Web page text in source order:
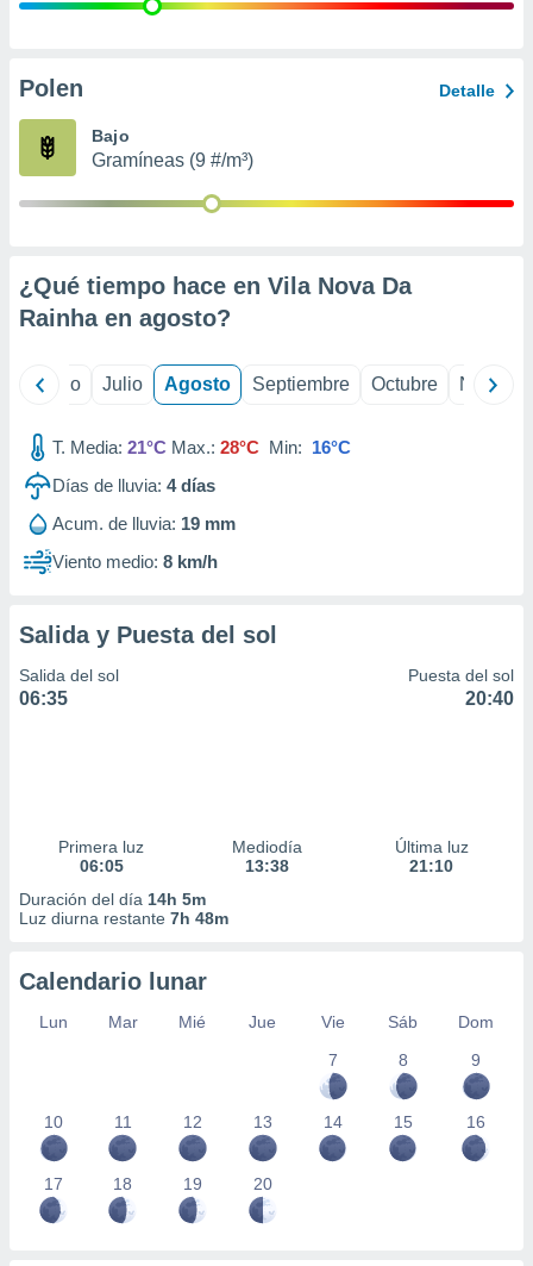
publicidad
de
Polen Detalle
Bajo
Gramíneas (9 #/m³)
¿Qué tiempo hace en Vila Nova Da
Rainha en agosto?
Junio Julio Agosto Septiembre Octubre
T. Media: 21°C Max.: 28°C Min: 16°C
Días de lluvia: 4días
Acum. de lluvia: 19 mm
Viento medio: 8 km/h
Salida y Puesta del sol
Salida del sol
06:35
Puesta del sol
20:40
Primera luz
06:05
Mediodía
13:38
Última luz
21:10
Duración del día 14h 5m
Luz diurna restante 7h 48m
Calendario lunar
Lun Mar Mié Jue Vie Sáb
Dom
7
8 9
10 11 12 13 14 15 16
17 18 19 20